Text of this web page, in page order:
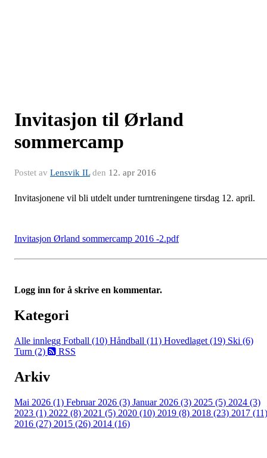
Invitasjon til Ørland
sommercamp
Postet av Lensvik ILden 12. apr 2016
Invitasjonene vil bli utdelt under turntreningene tirsdag 12. april.
Invitasjon Ørland sommercamp 2016 -2.pdf
Logg inn for å skrive en kommentar.
Kategori
Alle innlegg Fotball (10) Håndball (11) Hovedlaget (19) Ski (6)
Turn (2)
RSS
Arkiv
Mai 2026 (1) Februar 2026 (3) Januar 2026 (3) 2025 (5) 2024 (3)
2023 (1) 2022 (8) 2021 (5) 2020 (10) 2019 (8) 2018 (23) 2017 (11)
2016 (27) 2015 (26) 2014 (16)